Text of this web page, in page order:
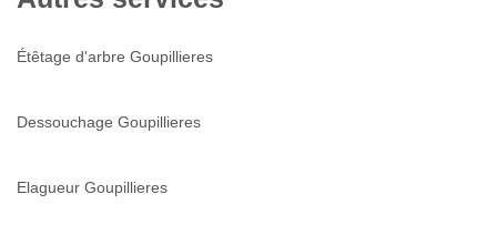
Étêtage d'arbre Goupillieres
Dessouchage Goupillieres
Elagueur Goupillieres